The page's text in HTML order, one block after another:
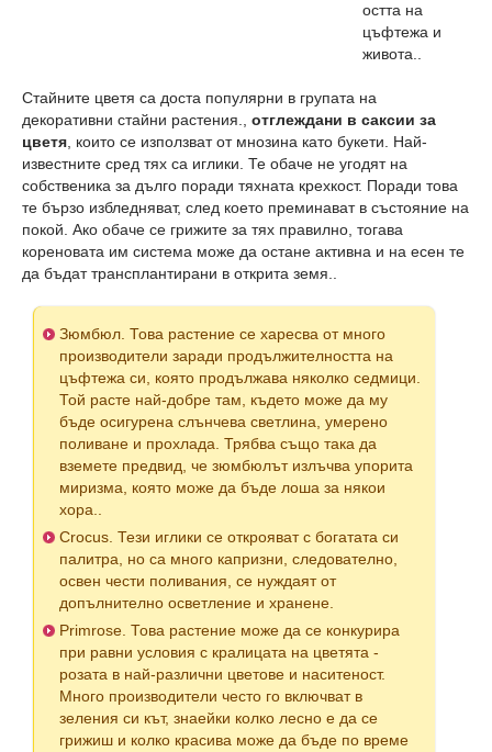
остта на
цъфтежа и
живота..
Стайните цветя са доста популярни в групата на
декоративни стайни растения., отглеждани в саксии за
цветя , които се използват от мнозина като букети. Най-
известните сред тях са иглики. Те обаче не угодят на
собственика за дълго поради тяхната крехкост. Поради това
те бързо избледняват, след което преминават в състояние на
покой. Ако обаче се грижите за тях правилно, тогава
кореновата им система може да остане активна и на есен те
да бъдат трансплантирани в открита земя..
Зюмбюл. Това растение се харесва от много
производители заради продължителността на
цъфтежа си, която продължава няколко седмици.
Той расте най-добре там, където може да му
бъде осигурена слънчева светлина, умерено
поливане и прохлада. Трябва също така да
вземете предвид, че зюмбюлът излъчва упорита
миризма, която може да бъде лоша за някои
хора..
Crocus. Тези иглики се открояват с богатата си
палитра, но са много капризни, следователно,
освен чести поливания, се нуждаят от
допълнително осветление и хранене.
Primrose. Това растение може да се конкурира
при равни условия с кралицата на цветята -
розата в най-различни цветове и наситеност.
Много производители често го включват в
зеления си кът, знаейки колко лесно е да се
грижиш и колко красива може да бъде по време